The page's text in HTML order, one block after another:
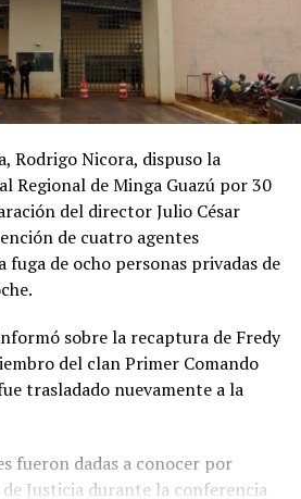
Rodrigo Nicora, dispuso la
Regional de Minga Guazú por 30
del director Julio César
de cuatro agentes
de ocho personas privadas de
sobre la recaptura de Fredy
del clan Primer Comando
trasladado nuevamente a la
fueron dadas a conocer por
Justicia durante la conferencia